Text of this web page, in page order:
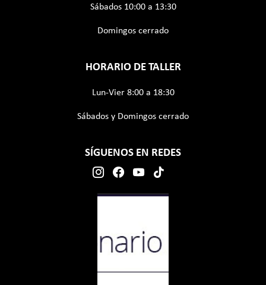
Sábados 10:00 a 13:30
Domingos cerrado
HORARIO DE TALLER
Lun-Vier 8:00 a 18:30
Sábados y Domingos cerrado
SÍGUENOS EN REDES